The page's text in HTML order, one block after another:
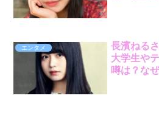
エンタメ
長濱ねる
大学生や
噂は？な